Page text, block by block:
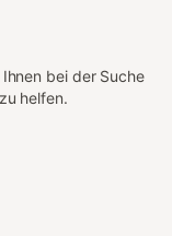
bei der Suche
helfen.